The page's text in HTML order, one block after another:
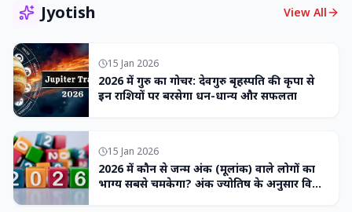
Jyotish View All
15 Jan 2026
2026 में गुरु का गोचर: देवगुरु बृहस्पति की कृपा से
इन राशियों पर बरसेगा धन-धान्य और सफलता
15 Jan 2026
2026 में कौन से जन्म अंक (मूलांक) वाले लोगों का
भाग्य सबसे चमकेगा? अंक ज्योतिष के अनुसार विशेष